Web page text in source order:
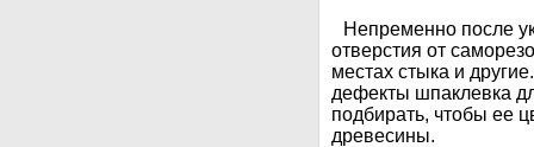
Непременно после
отверстия от
местах стыка и
дефекты шпаклевка
подбирать, чтобы ее
древесины.